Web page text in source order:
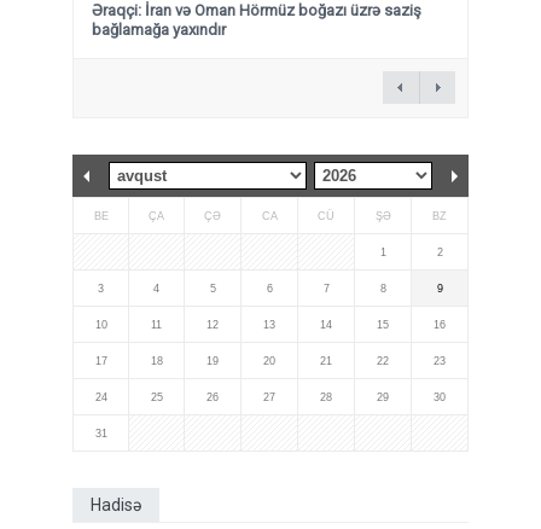
Əraqçi: İran və Oman Hörmüz boğazı üzrə saziş
bağlamağa yaxındır
BE ÇA ÇƏ CA CÜ ŞƏ BZ
1 2
3 4 5 6 7 8 9
10 11 12 13 14 15 16
17 18 19 20 21 22 23
24 25 26 27 28 29 30
31
Hadisə